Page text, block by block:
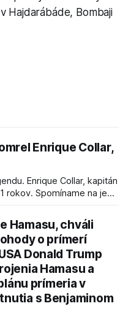
Hajdarábáde, Bombaji
Enrique Collar,
Enrique Collar, kapitán
rokov. Spomíname na jeho
Hamasu, chváli
o prímerí
Donald Trump
Hamasu a
prímeria v
s Benjaminom